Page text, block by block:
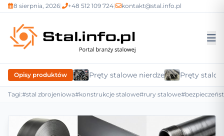
8 sierpnia, 2026| +48 512 109 724| kontakt@stal.info.pl
Opisy produktów Pręty stalowe nierdzewnePręty
Tagi:#stal zbrojeniowa#konstrukcje stalowe#rury stalowe